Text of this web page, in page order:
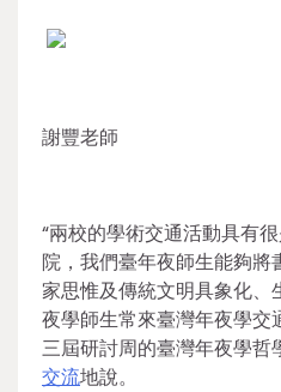
謝豐老師
“兩校的學術交通活動具有
院，我們臺年夜師生能夠
家思惟及傳統文明具象化、
夜學師生常來臺灣年夜學交
三屆研討周的臺灣年夜學哲
交流地說。